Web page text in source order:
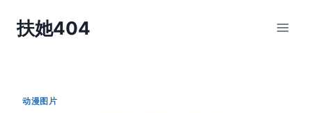
扶她404
动漫图片